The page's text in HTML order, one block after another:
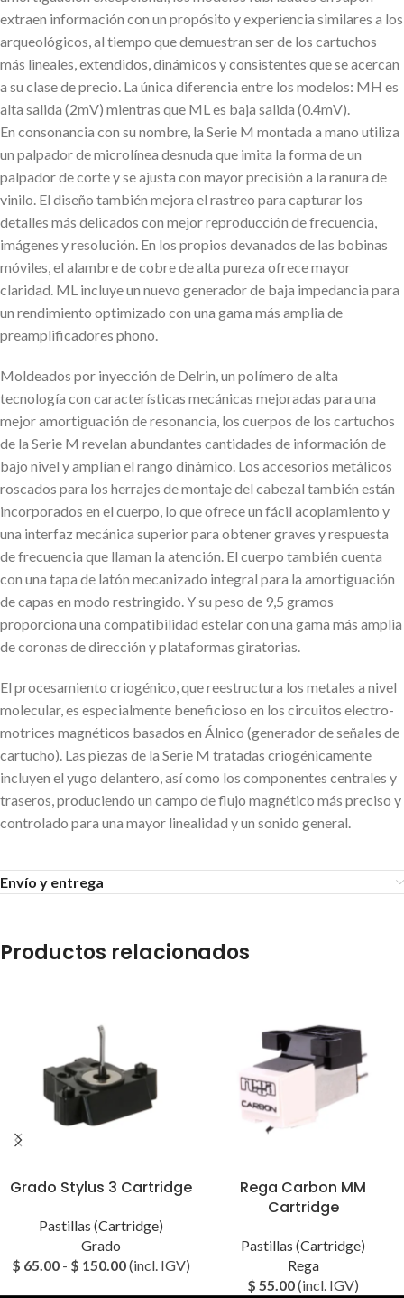
extraen información con un propósito y experiencia similares a los
arqueológicos, al tiempo que demuestran ser de los cartuchos
más lineales, extendidos, dinámicos y consistentes que se acercan
a su clase de precio. La única diferencia entre los modelos: MH es
alta salida (2mV) mientras que ML es baja salida (0.4mV).
En consonancia con su nombre, la Serie M montada a mano utiliza
un palpador de microlínea desnuda que imita la forma de un
palpador de corte y se ajusta con mayor precisión a la ranura de
vinilo. El diseño también mejora el rastreo para capturar los
detalles más delicados con mejor reproducción de frecuencia,
imágenes y resolución. En los propios devanados de las bobinas
móviles, el alambre de cobre de alta pureza ofrece mayor
claridad. ML incluye un nuevo generador de baja impedancia para
un rendimiento optimizado con una gama más amplia de
preamplificadores phono.
Moldeados por inyección de Delrin, un polímero de alta
tecnología con características mecánicas mejoradas para una
mejor amortiguación de resonancia, los cuerpos de los cartuchos
de la Serie M revelan abundantes cantidades de información de
bajo nivel y amplían el rango dinámico. Los accesorios metálicos
roscados para los herrajes de montaje del cabezal también están
incorporados en el cuerpo, lo que ofrece un fácil acoplamiento y
una interfaz mecánica superior para obtener graves y respuesta
de frecuencia que llaman la atención. El cuerpo también cuenta
con una tapa de latón mecanizado integral para la amortiguación
de capas en modo restringido. Y su peso de 9,5 gramos
proporciona una compatibilidad estelar con una gama más amplia
de coronas de dirección y plataformas giratorias.
El procesamiento criogénico, que reestructura los metales a nivel
molecular, es especialmente beneficioso en los circuitos electro-
motrices magnéticos basados en Álnico (generador de señales de
cartucho). Las piezas de la Serie M tratadas criogénicamente
incluyen el yugo delantero, así como los componentes centrales y
traseros, produciendo un campo de flujo magnético más preciso y
controlado para una mayor linealidad y un sonido general.
Envío y entrega
Productos relacionados
Grado Stylus 3 Cartridge
Pastillas (Cartridge)
Grado
$ 65.00 - $ 150.00(incl. IGV)
Rega Carbon MM
Cartridge
Pastillas (Cartridge)
Rega
$ 55.00(incl. IGV)